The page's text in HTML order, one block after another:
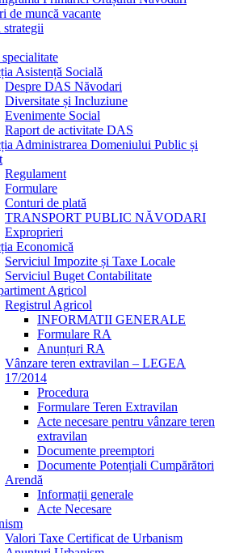
de muncă vacante
strategii
Asistență Socială
Despre DAS Năvodari
Diversitate și Incluziune
Evenimente Social
Raport de activitate DAS
Administrarea Domeniului Public și
Regulament
Formulare
Conturi de plată
TRANSPORT PUBLIC NĂVODARI
Exproprieri
Economică
Serviciul Impozite și Taxe Locale
Serviciul Buget Contabilitate
Agricol
Registrul Agricol
INFORMATII GENERALE
Formulare RA
Anunțuri RA
Vânzare teren extravilan – LEGEA
17/2014
Procedura
Formulare Teren Extravilan
Acte necesare pentru vânzare teren
extravilan
Documente preemptori
Documente Potențiali Cumpărători
Arendă
Informații generale
Acte Necesare
Valori Taxe Certificat de Urbanism